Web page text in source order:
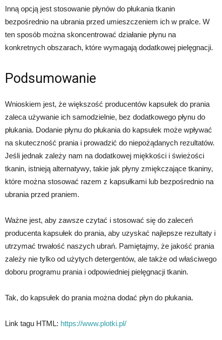
Inną opcją jest stosowanie płynów do płukania tkanin
bezpośrednio na ubrania przed umieszczeniem ich w pralce. W
ten sposób można skoncentrować działanie płynu na
konkretnych obszarach, które wymagają dodatkowej pielęgnacji.
Podsumowanie
Wnioskiem jest, że większość producentów kapsułek do prania
zaleca używanie ich samodzielnie, bez dodatkowego płynu do
płukania. Dodanie płynu do płukania do kapsułek może wpływać
na skuteczność prania i prowadzić do niepożądanych rezultatów.
Jeśli jednak zależy nam na dodatkowej miękkości i świeżości
tkanin, istnieją alternatywy, takie jak płyny zmiękczające tkaniny,
które można stosować razem z kapsułkami lub bezpośrednio na
ubrania przed praniem.
Ważne jest, aby zawsze czytać i stosować się do zaleceń
producenta kapsułek do prania, aby uzyskać najlepsze rezultaty i
utrzymać trwałość naszych ubrań. Pamiętajmy, że jakość prania
zależy nie tylko od użytych detergentów, ale także od właściwego
doboru programu prania i odpowiedniej pielęgnacji tkanin.
Tak, do kapsułek do prania można dodać płyn do płukania.
Link tagu HTML: https://www.plotki.pl/